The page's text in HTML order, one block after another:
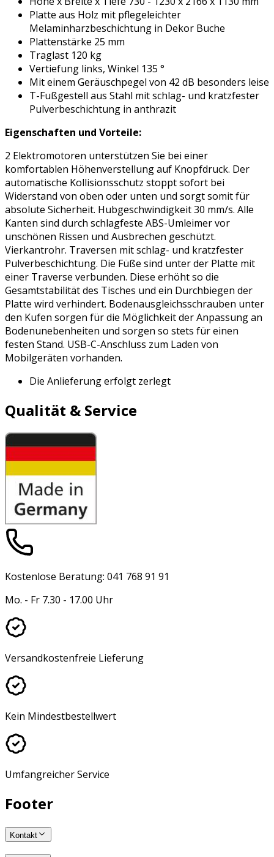
Platte aus Holz mit pflegeleichter
Melaminharzbeschichtung in Dekor Buche
Plattenstärke 25 mm
Traglast 120 kg
Vertiefung links, Winkel 135 °
Mit einem Geräuschpegel von 42 dB besonders leise
T-Fußgestell aus Stahl mit schlag- und kratzfester
Pulverbeschichtung in anthrazit
Eigenschaften und Vorteile:
2 Elektromotoren unterstützen Sie bei einer
komfortablen Höhenverstellung auf Knopfdruck. Der
automatische Kollisionsschutz stoppt sofort bei
Widerstand von oben oder unten und sorgt somit für
absolute Sicherheit. Hubgeschwindigkeit 30 mm/s. Alle
Kanten sind durch schlagfeste ABS-Umleimer vor
unschönen Rissen und Ausbrechen geschützt.
Vierkantrohr. Traversen mit schlag- und kratzfester
Pulverbeschichtung. Die Füße sind unter der Platte mit
einer Traverse verbunden. Diese erhöht so die
Gesamtstabilität des Tisches und ein Durchbiegen der
Platte wird verhindert. Bodenausgleichsschrauben unter
den Kufen sorgen für die Möglichkeit der Anpassung an
Bodenunebenheiten und sorgen so stets für einen
festen Stand. USB-C-Anschluss zum Laden von
Mobilgeräten vorhanden.
Die Anlieferung erfolgt zerlegt
Qualität & Service
Kostenlose Beratung: 041 768 91 91
Mo. - Fr 7.30 - 17.00 Uhr
Versandkostenfreie Lieferung
Kein Mindestbestellwert
Umfangreicher Service
Footer
Kontakt